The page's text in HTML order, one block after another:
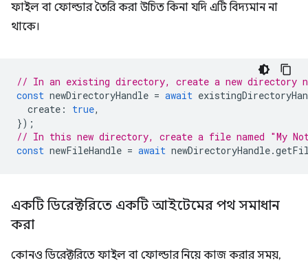
ফাইল বা ফোল্ডার তৈরি করা উচিত কিনা যদি এটি বিদ্যমান না
থাকে।
// In an existing directory, create a new directory
const newDirectoryHandle = await
create : true,
});
// In this new directory, create a file named "My
const newFileHandle = await newDirectoryHandle.
একটি ডিরেক্টরিতে একটি আইটেমের পথ সমাধান
করা
কোনও ডিরেক্টরিতে ফাইল বা ফোল্ডার নিয়ে কাজ করার সময়,